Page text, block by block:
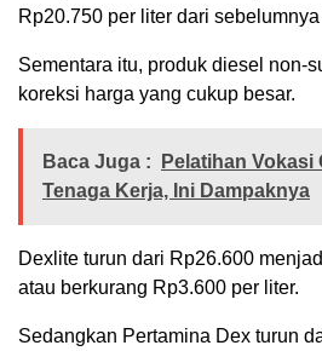
Rp20.750 per liter dari
Sementara itu, produk diesel non-
koreksi harga yang cukup besar.
Baca Juga :
Pelatihan Vokasi
Tenaga Kerja, Ini Dampaknya
Dexlite turun dari Rp26.600
atau berkurang Rp3.600 per liter.
Sedangkan Pertamina Dex turun